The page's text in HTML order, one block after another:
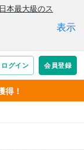
得！